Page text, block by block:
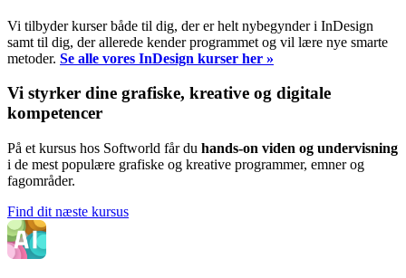
Vi tilbyder kurser både til dig, der er helt nybegynder i InDesign
samt til dig, der allerede kender programmet og vil lære nye smarte
metoder. Se alle vores InDesign kurser her »
Vi styrker dine grafiske, kreative og digitale
kompetencer
På et kursus hos Softworld får du hands-on viden og undervisning
i de mest populære grafiske og kreative programmer, emner og
fagområder.
Find dit næste kursus